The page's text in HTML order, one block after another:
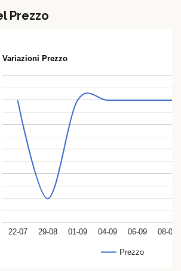
Prezzo
Variazioni Prezzo
Prezzo
22-07 29-08 01-09 04-09 06-09 08-09